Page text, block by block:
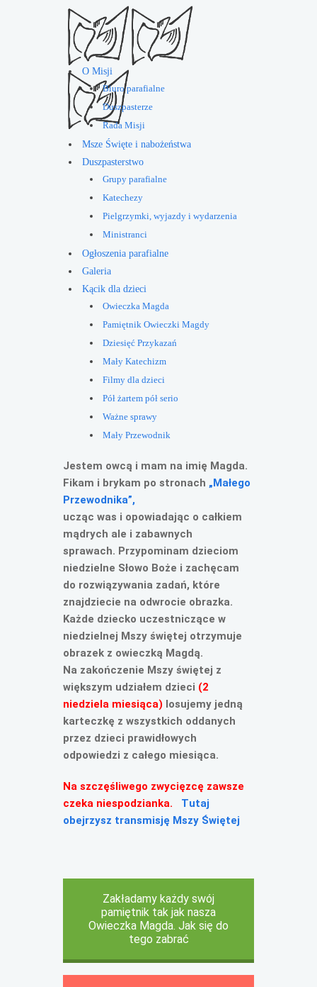
O Misji
Biuro parafialne
Duszpasterze
Rada Misji
Msze Święte i nabożeństwa
Duszpasterstwo
Grupy parafialne
Katechezy
Pielgrzymki, wyjazdy i wydarzenia
Ministranci
Ogłoszenia parafialne
Galeria
Kącik dla dzieci
Owieczka Magda
Pamiętnik Owieczki Magdy
Dziesięć Przykazań
Mały Katechizm
Filmy dla dzieci
Pół żartem pół serio
Ważne sprawy
Mały Przewodnik
Jestem owcą i mam na imię Magda.
Fikam i brykam po stronach „Małego
Przewodnika”,
ucząc was i opowiadając o całkiem
mądrych ale i zabawnych
sprawach. Przypominam dzieciom
niedzielne Słowo Boże i zachęcam
do rozwiązywania zadań, które
znajdziecie na odwrocie obrazka.
Każde dziecko uczestniczące w
niedzielnej Mszy świętej otrzymuje
obrazek z owieczką Magdą.
Na zakończenie Mszy świętej z
większym udziałem dzieci (2
niedziela miesiąca) losujemy jedną
karteczkę z wszystkich oddanych
przez dzieci prawidłowych
odpowiedzi z całego miesiąca.
Na szczęśliwego zwycięzcę zawsze
czeka niespodzianka. Tutaj
obejrzysz transmisję Mszy Świętej
Zakładamy każdy swój
pamiętnik tak jak nasza
Owieczka Magda. Jak się do
tego zabrać